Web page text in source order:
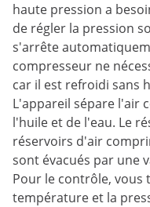
haute pression a
de régler la pression
s'arrête
compresseur ne
car il est refroidi sans
L'appareil sépare l'air
l'huile et de l'eau. Le
réservoirs d'air
sont évacués par une
Pour le contrôle, vous
température et la